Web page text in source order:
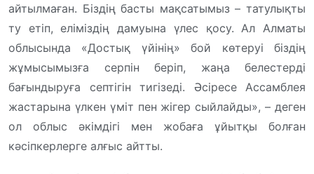
айтылмаған. Біздің басты мақсатымыз – татулықты
ту етіп, еліміздің дамуына үлес қосу. Ал Алматы
облысында «Достық үйінің» бой көтеруі біздің
жұмысымызға серпін беріп, жаңа белестерді
бағындыруға септігін тигізеді. Әсіресе Ассамблея
жастарына үлкен үміт пен жігер сыйлайды», – деген
ол облыс әкімдігі мен жобаға ұйытқы болған
кәсіпкерлерге алғыс айтты.